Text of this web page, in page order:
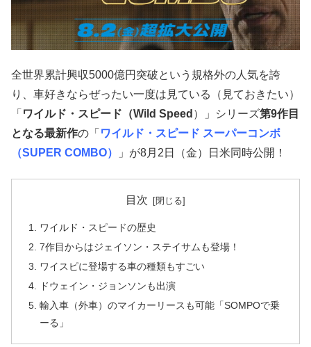
全世界累計興収5000億円突破という規格外の人気を誇
り、車好きならぜったい一度は見ている（見ておきたい）
「 ワイルド・スピード（Wild Speed ）」シリーズ第9作目
となる最新作の「 ワイルド・スピード スーパーコンボ
（SUPER COMBO）
」が8月2日（金）日米同時公開！
目次
ワイルド・スピードの歴史
7作目からはジェイソン・ステイサムも登場！
ワイスピに登場する車の種類もすごい
ドウェイン・ジョンソンも出演
輸入車（外車）のマイカーリースも可能「SOMPOで乗
ーる」